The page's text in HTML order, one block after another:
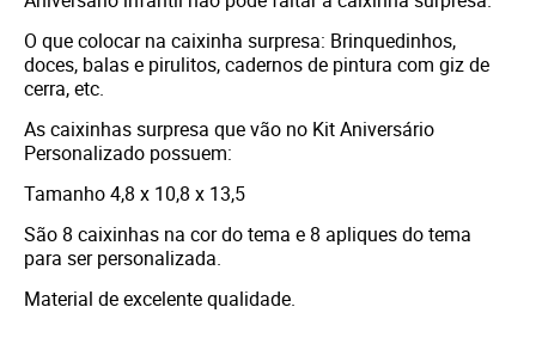
O que colocar na caixinha surpresa: Brinquedinhos,
doces, balas e pirulitos, cadernos de pintura com giz de
cerra, etc.
As caixinhas surpresa que vão no Kit Aniversário
Personalizado possuem:
Tamanho 4,8 x 10,8 x 13,5
São 8 caixinhas na cor do tema e 8 apliques do tema
para ser personalizada.
Material de excelente qualidade.